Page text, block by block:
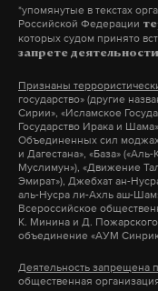
встрече.
на камеру и
Марцинкевичу 33
архитектуры и
обучался в
строительном
присоединился к
«Русская цель», а
национальной
с 2005 года
*упомянутые в текстах
Российской Федерации
которых судом принято
запрете деятельности
Признаны
государство» (другие
Сирии», «Исламское
Государство Ирака и
Объединенных сил
и Дагестана», «База»
Муслимун»), «Движение
Эмират»), Джебхат ан-
аль-Нусра ли-Ахль аш-
Всероссийское
К. Минина и Д.
объединение «АУМ
Деятельность запрещена
общественная